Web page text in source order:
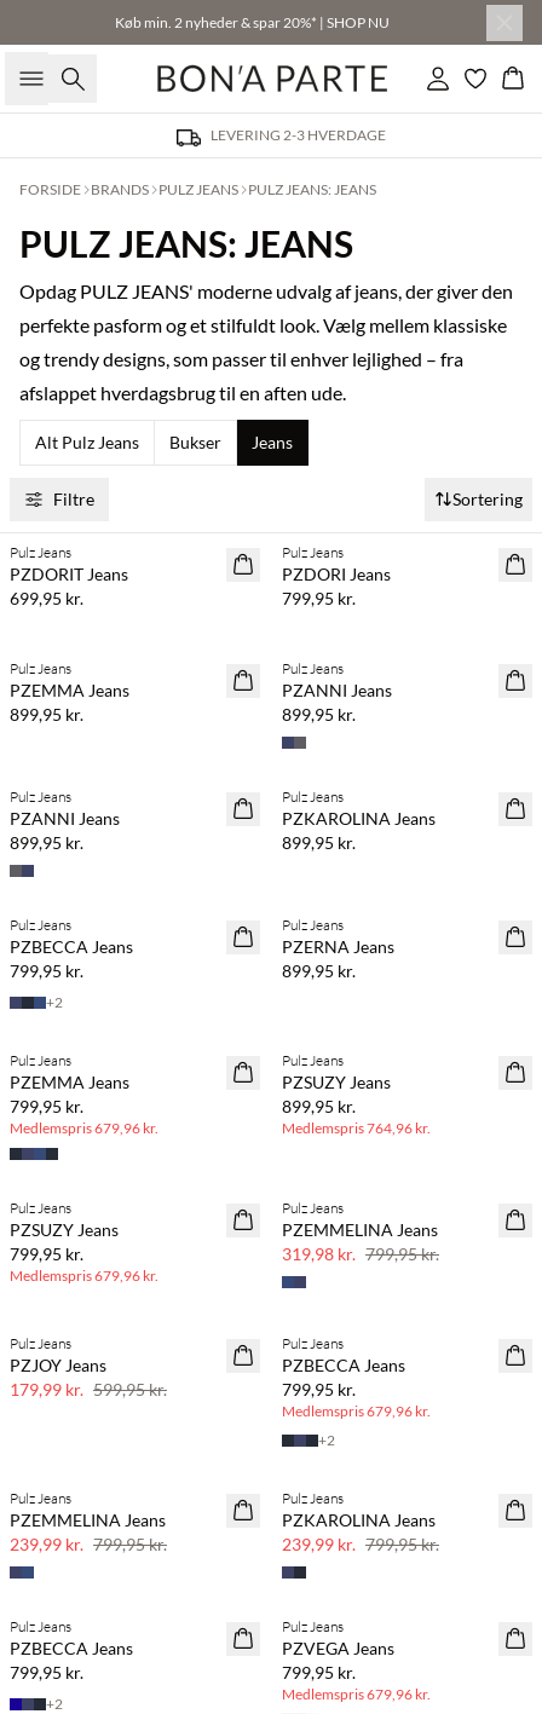
Køb min. 2 nyheder & spar 20%* | SHOP NU
Søg Log ind
LEVERING 2-3 HVERDAGE
FORSIDE BRANDS PULZ JEANS PULZ JEANS: JEANS
PULZ JEANS: JEANS
Opdag PULZ JEANS' moderne udvalg af jeans, der giver den
perfekte pasform og et stilfuldt look. Vælg mellem klassiske
og trendy designs, som passer til enhver lejlighed – fra
afslappet hverdagsbrug til en aften ude.
Alt Pulz Jeans Bukser Jeans
Filtre Sortering
NYHED
Pulz Jeans
PZDORIT Jeans
699,95 kr.
NYHED
Pulz Jeans
PZDORI Jeans
799,95 kr.
NYHED
Pulz Jeans
PZEMMA Jeans
899,95 kr.
NYHED
Pulz Jeans
PZANNI Jeans
899,95 kr.
NYHED
Pulz Jeans
PZANNI Jeans
899,95 kr.
NYHED
Køb min. 2 & spar 20%
Pulz Jeans
PZKAROLINA Jeans
899,95 kr.
NYHED
Køb min. 2 & spar 20%
Pulz Jeans
PZBECCA Jeans
799,95 kr.
+2
NYHED
Pulz Jeans
PZERNA Jeans
899,95 kr.
Pulz Jeans
PZEMMA Jeans
799,95 kr.
Medlemspris679,96 kr.
Pulz Jeans
PZSUZY Jeans
899,95 kr.
Medlemspris764,96 kr.
BASIC DEAL
Pulz Jeans
PZSUZY Jeans
799,95 kr.
Medlemspris679,96 kr.
60% rabat
Pulz Jeans
PZEMMELINA Jeans
319,98 kr. 799,95 kr.
70% rabat
Pulz Jeans
PZJOY Jeans
179,99 kr. 599,95 kr.
Pulz Jeans
PZBECCA Jeans
799,95 kr.
Medlemspris679,96 kr.
+2
70% rabat
Pulz Jeans
PZEMMELINA Jeans
239,99 kr. 799,95 kr.
70% rabat
Pulz Jeans
PZKAROLINA Jeans
239,99 kr. 799,95 kr.
Pulz Jeans
PZBECCA Jeans
799,95 kr.
+2
BASIC DEAL
Pulz Jeans
PZVEGA Jeans
799,95 kr.
Medlemspris679,96 kr.